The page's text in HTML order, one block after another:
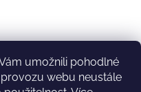
umožnili pohodlné
webu neustále